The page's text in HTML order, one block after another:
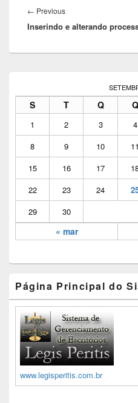
de
Post
← Previous
post:
Inserindo e alterando
barra
lateral
principal
S T Q Q
« mar
1 2 3 4
8
9 10 11
15
16 17
22
23 24
29
30
Página Principal do
www.legisperitis.com.br